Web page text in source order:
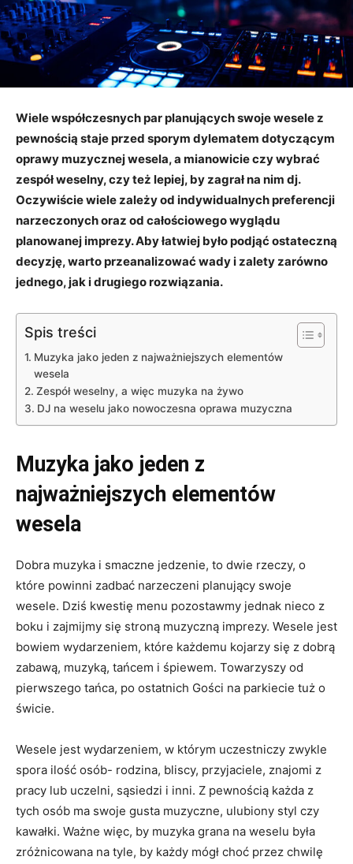
Wiele współczesnych par planujących swoje wesele z
pewnością staje przed sporym dylematem dotyczącym
oprawy muzycznej wesela, a mianowicie czy wybrać
zespół weselny, czy też lepiej, by zagrał na nim dj.
Oczywiście wiele zależy od indywidualnych preferencji
narzeczonych oraz od całościowego wyglądu
planowanej imprezy. Aby łatwiej było podjąć ostateczną
decyzję, warto przeanalizować wady i zalety zarówno
jednego, jak i drugiego rozwiązania.
Spis treści
Muzyka jako jeden z najważniejszych elementów
wesela
Zespół weselny, a więc muzyka na żywo
DJ na weselu jako nowoczesna oprawa muzyczna
Muzyka jako jeden z
najważniejszych elementów
wesela
Dobra muzyka i smaczne jedzenie, to dwie rzeczy, o
które powinni zadbać narzeczeni planujący swoje
wesele. Dziś kwestię menu pozostawmy jednak nieco z
boku i zajmijmy się stroną muzyczną imprezy. Wesele jest
bowiem wydarzeniem, które każdemu kojarzy się z dobrą
zabawą, muzyką, tańcem i śpiewem. Towarzyszy od
pierwszego tańca, po ostatnich Gości na parkiecie tuż o
świcie.
Wesele jest wydarzeniem, w którym uczestniczy zwykle
spora ilość osób- rodzina, bliscy, przyjaciele, znajomi z
pracy lub uczelni, sąsiedzi i inni. Z pewnością każda z
tych osób ma swoje gusta muzyczne, ulubiony styl czy
kawałki. Ważne więc, by muzyka grana na weselu była
zróżnicowana na tyle, by każdy mógł choć przez chwilę